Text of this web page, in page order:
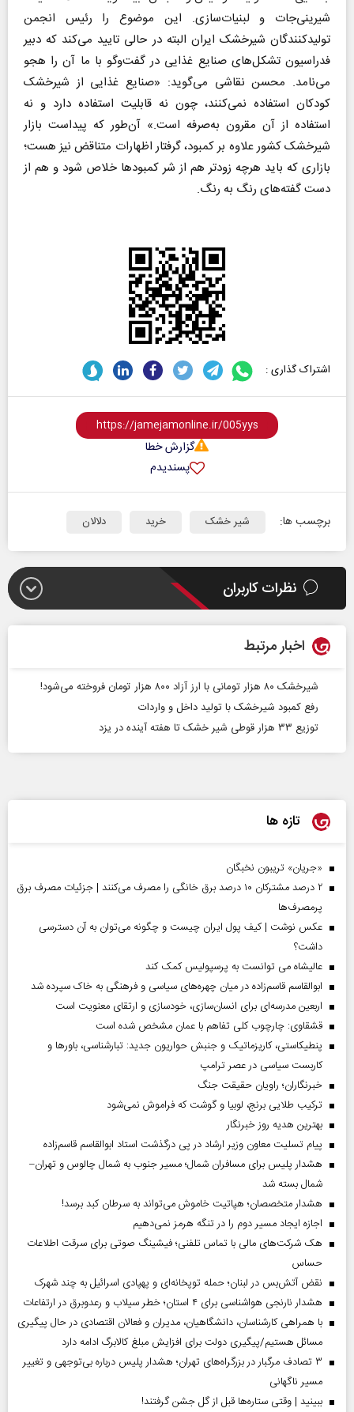
شیرینی‌جات و لبنیات‌سازی. این موضوع را رئیس انجمن
تولید‌کنندگان شیرخشک ایران البته در حالی تایید می‌کند که دبیر
فدراسیون تشکل‌های صنایع غذایی در گفت‌و‌گو با ما آن را هجو
می‌نامد. محسن نقاشی می‌گوید: «صنایع غذایی از شیرخشک
کودکان استفاده نمی‌کنند، چون نه قابلیت استفاده دارد و نه
استفاده از آن مقرون به‌صرفه است.» آن‌طور که پیداست بازار
شیرخشک کشور علاوه بر کمبود، گرفتار اظهارات متناقض نیز هست؛
بازاری که باید هرچه زودتر هم از شر کمبودها خلاص شود و هم از
دست گفته‌های رنگ به رنگ.
اشتراک گذاری :
گزارش خطا
پسندیدم
برچسب ها: شیر خشک خرید دلالان
نظرات کاربران
اخبار مرتبط
شیرخشک ۸۰ هزار تومانی با ارز آزاد ۸۰۰ هزار تومان فروخته می‌شود!
رفع کمبود شیرخشک با تولید داخل و واردات
توزیع ۳۳ هزار قوطی شیر خشک تا هفته آینده در یزد
تازه ها
«جریان» تریبون نخبگان
۲ درصد مشترکان ۱۰ درصد برق خانگی را مصرف می‌کنند | جزئیات مصرف برق
پرمصرف‌ها
عکس نوشت | کیف پول ایران چیست و چگونه می‌توان به آن دسترسی
داشت؟
عالیشاه می توانست به پرسپولیس کمک کند
ابوالقاسم قاسم‌زاده در میان چهره‌های سیاسی و فرهنگی به خاک سپرده شد
اربعین مدرسه‌ای برای انسان‌سازی، خودسازی و ارتقای معنویت است
قشقاوی: چارچوب کلی تفاهم با عمان مشخص شده است
پنطیکاستی، کاریزماتیک و جنبش حواریون جدید: تبارشناسی، باور‌ها و
کاربست سیاسی در عصر ترامپ
خبرنگاران؛ راویان حقیقت جنگ
ترکیب طلایی برنج، لوبیا و گوشت که فراموش نمی‌شود
بهترین هدیه روز خبرنگار
پیام تسلیت معاون وزیر ارشاد در پی درگذشت استاد ابوالقاسم قاسم‌زاده
هشدار پلیس برای مسافران شمال؛ مسیر جنوب به شمال چالوس و تهران–
شمال بسته شد
هشدار متخصصان؛ هپاتیت خاموش می‌تواند به سرطان کبد برسد!
اجازه ایجاد مسیر دوم را در تنگه هرمز نمی‌دهیم
هک شرکت‌های مالی با تماس تلفنی؛ فیشینگ صوتی برای سرقت اطلاعات
حساس
نقض آتش‌بس در لبنان؛ حمله توپخانه‌ای و پهپادی اسرائیل به چند شهرک
هشدار نارنجی هواشناسی برای ۴ استان؛ خطر سیلاب و رعدوبرق در ارتفاعات
با همراهی کارشناسان، دانشگاهیان، مدیران و فعالان اقتصادی در حال پیگیری
مسائل هستیم/پیگیری دولت برای افزایش مبلغ کالابرگ ادامه دارد
۳ تصادف مرگبار در بزرگراه‌های تهران؛ هشدار پلیس درباره بی‌توجهی و تغییر
مسیر ناگهانی
ببینید | وقتی ستاره‌ها قبل از گل جشن گرفتند!